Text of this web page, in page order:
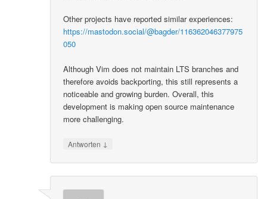
Other projects have reported similar experiences:
https://mastodon.social/@bagder/116362046377975
050
Although Vim does not maintain LTS branches and
therefore avoids backporting, this still represents a
noticeable and growing burden. Overall, this
development is making open source maintenance
more challenging.
Antworten ↓